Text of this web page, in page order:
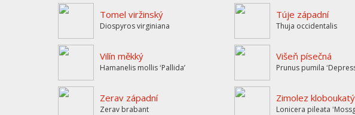
Tomel viržinský
Diospyros virginiana
Túje západní
Thuja occidentalis
Vilín měkký
Hamanelis mollis ʻPallidaʼ
Višeň písečná
Prunus pumila
Zerav západní
Zerav brabant
Zimolez kloboukatý
Lonicera pileata